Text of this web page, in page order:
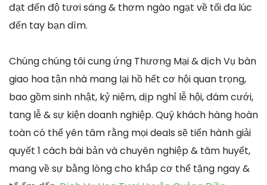
đạt đến độ tươi sáng & thơm ngào ngạt về tối đa lúc
đến tay bạn dìm.
Chúng chúng tôi cung ứng Thương Mại & dịch Vụ bàn
giao hoa tận nhà mang lại hồ hết cơ hội quan trọng,
bao gồm sinh nhật, kỷ niệm, dịp nghỉ lễ hội, đám cưới,
tang lễ & sự kiện doanh nghiệp. Quý khách hàng hoàn
toàn có thể yên tâm rằng mọi deals sẽ tiến hành giải
quyết 1 cách bài bản và chuyên nghiệp & tâm huyết,
mang về sự bằng lòng cho khắp cơ thể tặng ngay &